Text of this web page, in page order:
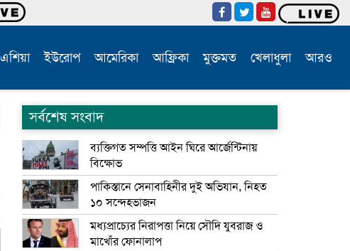
এশিয়া ইউরোপ আমেরিকা আফ্রিকা মুক্তমত খেলাধুলা আরও
সর্বশেষ সংবাদ
ব্যক্তিগত সম্পত্তি আইন ঘিরে আর্জেন্টিনায়
বিক্ষোভ
পাকিস্তানে সেনাবাহিনীর দুই অভিযান, নিহত
১০ সন্দেহভাজন
মধ্যপ্রাচ্যের নিরাপত্তা নিয়ে সৌদি যুবরাজ ও
মাখোঁর ফোনালাপ